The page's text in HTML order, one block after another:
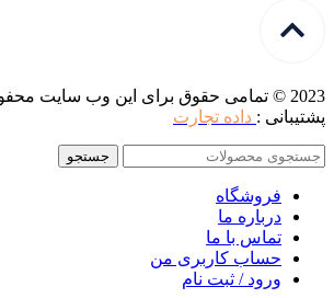
2023 © تمامی حقوق برای این وب سایت
پشتیبانی : داده تجارت
جستجو
فروشگاه
درباره ما
تماس با ما
حساب کاربری من
ورود / ثبت نام